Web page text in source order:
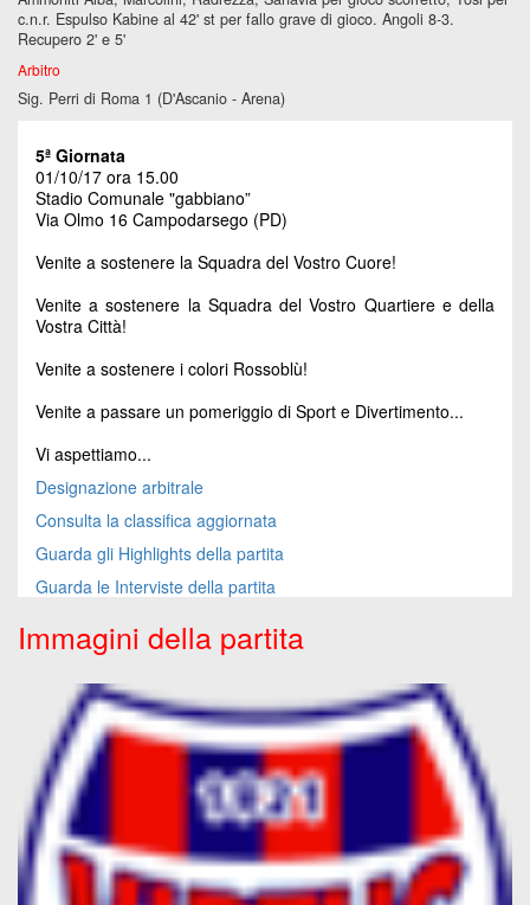
c.n.r. Espulso Kabine al 42' st per fallo grave di gioco. Angoli 8-3.
Recupero 2' e 5'
Arbitro
Sig. Perri di Roma 1 (D'Ascanio - Arena)
5ª Giornata
01/10/17 ora 15.00
Stadio Comunale "gabbiano”
Via Olmo 16 Campodarsego (PD)
Venite a sostenere la Squadra del Vostro Cuore!
Venite a sostenere la Squadra del Vostro Quartiere e della
Vostra Città!
Venite a sostenere i colori Rossoblù!
Venite a passare un pomeriggio di Sport e Divertimento...
Vi aspettiamo...
Designazione arbitrale
Consulta la classifica aggiornata
Guarda gli Highlights della partita
Guarda le Interviste della partita
Immagini della partita